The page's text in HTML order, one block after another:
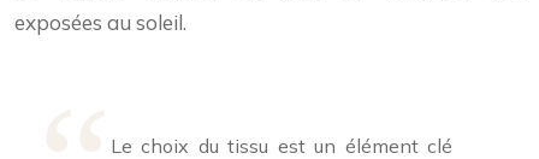
exposées au soleil.
Le choix du tissu est un élément clé